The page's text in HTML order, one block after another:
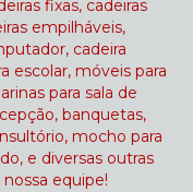
fixas, cadeiras
empilháveis,
cadeira
escolar, móveis para
para sala de
banquetas,
mocho para
e diversas outras
equipe!